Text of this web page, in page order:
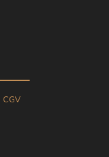
CGV